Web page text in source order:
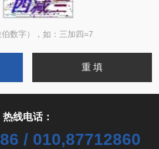
数字），如：三加四=7
热线电话：
/ 010,87712860